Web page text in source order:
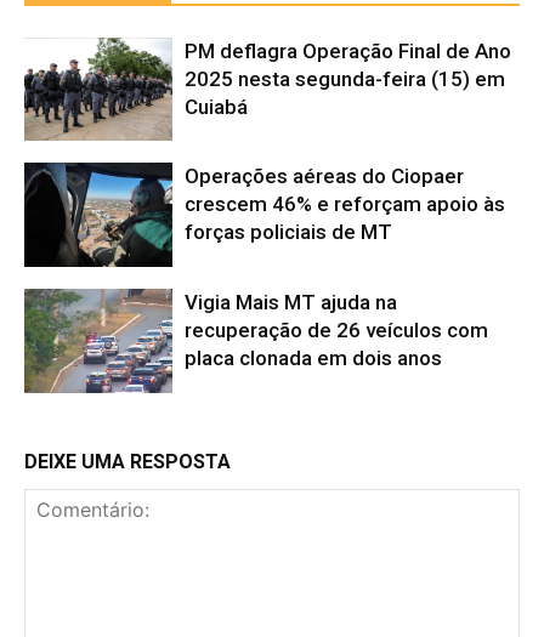
PM deflagra Operação Final de Ano
2025 nesta segunda-feira (15) em
Cuiabá
Operações aéreas do Ciopaer
crescem 46% e reforçam apoio às
forças policiais de MT
Vigia Mais MT ajuda na
recuperação de 26 veículos com
placa clonada em dois anos
DEIXE UMA RESPOSTA